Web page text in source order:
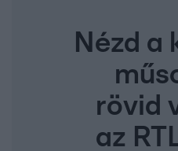
Nézd a
rövid
az